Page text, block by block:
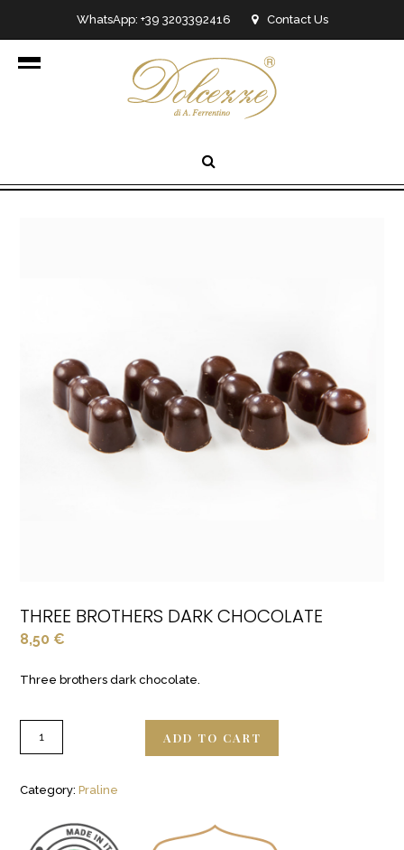
WhatsApp: +39 3203392416 Contact Us
info@dolcezzedicioccolato.it
THREE BROTHERS DARK CHOCOLATE
8,50 €
Three brothers dark chocolate.
ADD TO CART
Category:Praline